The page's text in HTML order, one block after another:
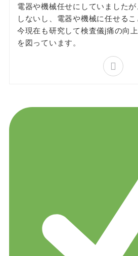
電器や機械任せにしていました
しないし、電器や機械に任せるこ
今現在も研究して検査儀j痛の向
を図っています。